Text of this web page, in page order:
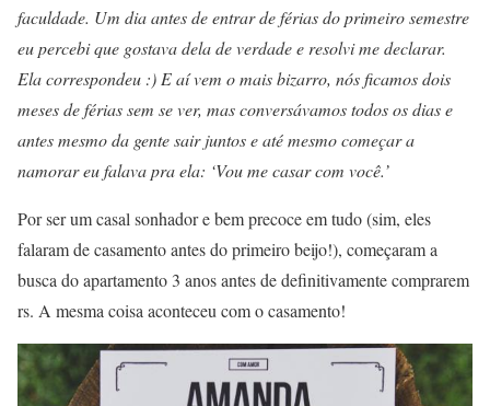
faculdade. Um dia antes de entrar de férias do primeiro semestre
eu percebi que gostava dela de verdade e resolvi me declarar.
Ela correspondeu :) E aí vem o mais bizarro, nós ficamos dois
meses de férias sem se ver, mas conversávamos todos os dias e
antes mesmo da gente sair juntos e até mesmo começar a
namorar eu falava pra ela: ‘Vou me casar com você.’
Por ser um casal sonhador e bem precoce em tudo (sim, eles
falaram de casamento antes do primeiro beijo!), começaram a
busca do apartamento 3 anos antes de definitivamente comprarem
rs. A mesma coisa aconteceu com o casamento!